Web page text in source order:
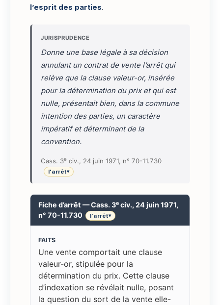
l’esprit des parties.
JURISPRUDENCE
Donne une base légale à sa décision
annulant un contrat de vente l’arrêt qui
relève que la clause valeur-or, insérée
pour la détermination du prix et qui est
nulle, présentait bien, dans la commune
intention des parties, un caractère
impératif et déterminant de la
convention.
Cass. 3e civ., 24 juin 1971, n° 70-11.730
l'arrêt▾
Fiche d’arrêt — Cass. 3e civ., 24 juin 1971,
n° 70-11.730
l'arrêt▾
FAITS
Une vente comportait une clause
valeur-or, stipulée pour la
détermination du prix. Cette clause
d’indexation se révélait nulle, posant
la question du sort de la vente elle-